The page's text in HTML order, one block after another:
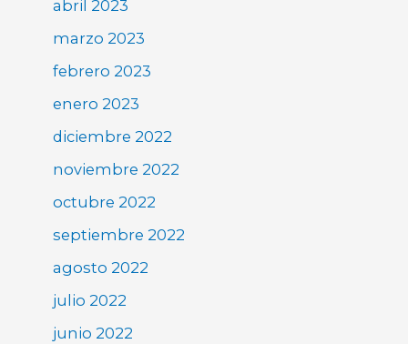
abril 2023
marzo 2023
febrero 2023
enero 2023
diciembre 2022
noviembre 2022
octubre 2022
septiembre 2022
agosto 2022
julio 2022
junio 2022